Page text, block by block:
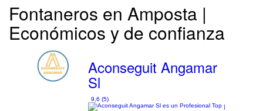
Fontaneros en Amposta |
Económicos y de confianza
Aconseguit Angamar
Sl
9,6 (5)
|